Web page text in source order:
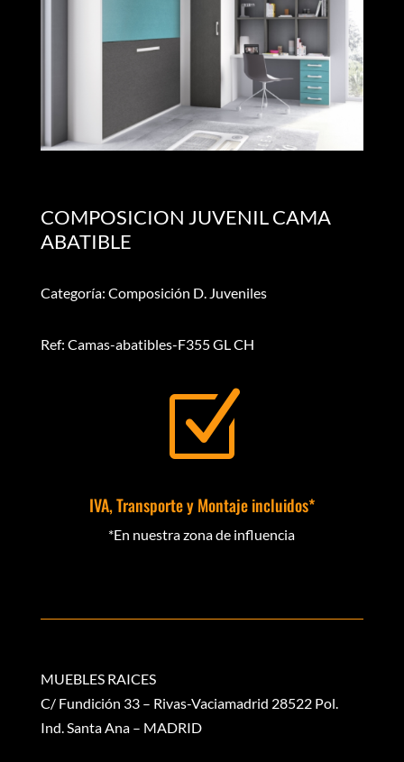
COMPOSICION JUVENIL CAMA
ABATIBLE
Categoría: Composición D. Juveniles
Ref: Camas-abatibles-F355 GL CH
Z
IVA, Transporte y Montaje incluidos*
*En nuestra zona de influencia
MUEBLES RAICES
C/ Fundición 33 – Rivas-Vaciamadrid 28522 Pol.
Ind. Santa Ana – MADRID